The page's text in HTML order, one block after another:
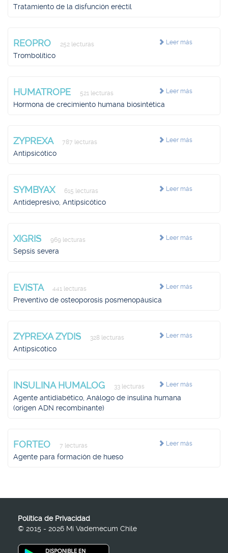
Tratamiento de la disfunción eréctil
Leer más
REOPRO 252 lecturas
Trombolítico
Leer más
HUMATROPE 521 lecturas
Hormona de crecimiento humana biosintética
Leer más
ZYPREXA 787 lecturas
Antipsicótico
Leer más
SYMBYAX 615 lecturas
Antidepresivo, Antipsicótico
Leer más
XIGRIS 969 lecturas
Sepsis severa
Leer más
EVISTA 441 lecturas
Preventivo de osteoporosis posmenopáusica
Leer más
ZYPREXA ZYDIS 328 lecturas
Antipsicótico
Leer más
INSULINA HUMALOG 33 lecturas
Agente antidiabético, Análogo de insulina humana
(origen ADN recombinante)
Leer más
FORTEO 7 lecturas
Agente para formación de hueso
Política de Privacidad
© 2015 - 2026 Mi Vademecum Chile